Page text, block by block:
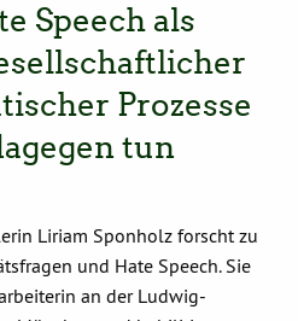
Speech als
Prozesse
tun
Liriam Sponholz forscht zu
und Hate Speech. Sie
an der Ludwig-